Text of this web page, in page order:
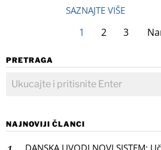
SAZNAJTE VIŠE
1 2 3
PRETRAGA
NAJNOVIJI ČLANCI
DANSKA UVODI NOVI SISTEM: